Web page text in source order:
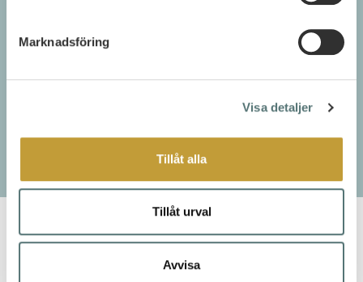
Marknadsföring
Visa detaljer
Tillåt alla
Tillåt urval
Avvisa
leverantörer för att ni ska bli matigt
omhändertagna. Vi ordnar även så att det
restaurang.
KONTAKTA OSS
Eventyta